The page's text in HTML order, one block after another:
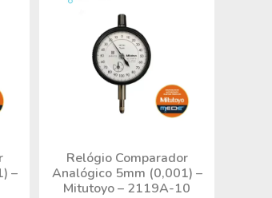
–
Relógio Comparador
Analógico 5mm (0,001) –
Mitutoyo – 2119A-10